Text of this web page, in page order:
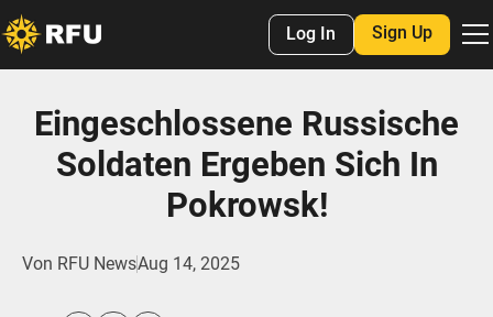
Log In Sign Up
Eingeschlossene Russische
Soldaten Ergeben Sich In
Pokrowsk!
Von RFU NewsAug 14, 2025